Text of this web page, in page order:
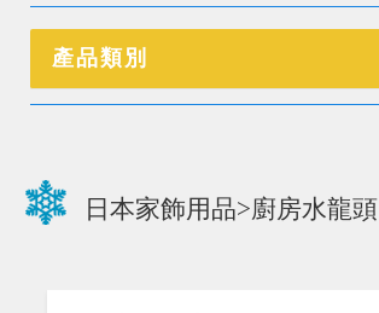
產品類別
日本家飾用品>廚房水龍頭